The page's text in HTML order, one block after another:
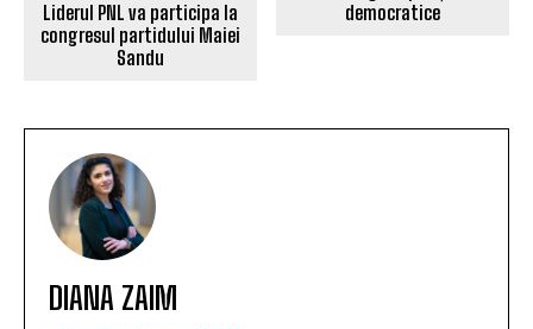
Liderul PNL va participa la
congresul partidului Maiei
Sandu
democratice
DIANA ZAIM